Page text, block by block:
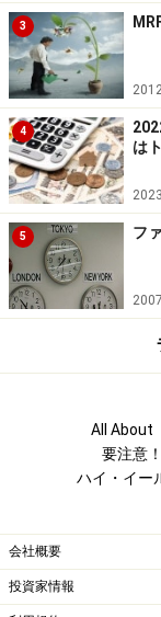
て株式市場が下
がほとんどです
に株式市場が下
ます。
リスクオフ局面
資対象資産の価
的になるような
資家の投資に対
響を与えるとい
2．ポートフォ
への配分比率を
ド債の価格変動
の水準が上昇す
こともあります
る多少の分散効
きの特徴が分か
3
4
は
5 フ
All About
要注意
ハイ・イー
会社概要
投資家情報